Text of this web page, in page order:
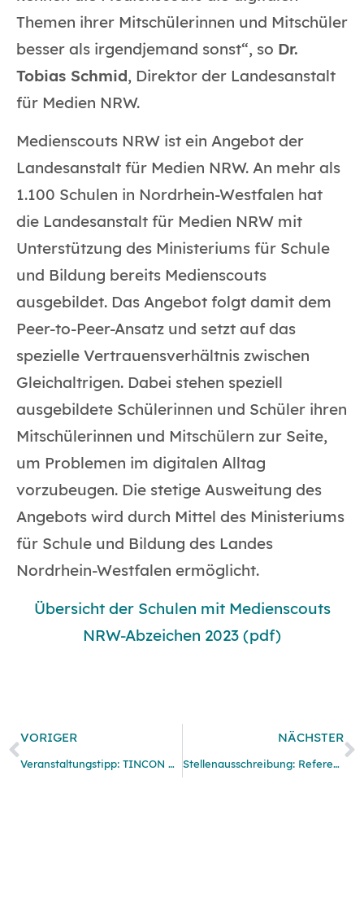
Themen ihrer Mitschülerinnen und Mitschüler
besser als irgendjemand sonst“, so Dr.
Tobias Schmid, Direktor der Landesanstalt
für Medien NRW.
Medienscouts NRW ist ein Angebot der
Landesanstalt für Medien NRW. An mehr als
1.100 Schulen in Nordrhein-Westfalen hat
die Landesanstalt für Medien NRW mit
Unterstützung des Ministeriums für Schule
und Bildung bereits Medienscouts
ausgebildet. Das Angebot folgt damit dem
Peer-to-Peer-Ansatz und setzt auf das
spezielle Vertrauensverhältnis zwischen
Gleichaltrigen. Dabei stehen speziell
ausgebildete Schülerinnen und Schüler ihren
Mitschülerinnen und Mitschülern zur Seite,
um Problemen im digitalen Alltag
vorzubeugen. Die stetige Ausweitung des
Angebots wird durch Mittel des Ministeriums
für Schule und Bildung des Landes
Nordrhein-Westfalen ermöglicht.
Übersicht der Schulen mit Medienscouts
NRW-Abzeichen 2023 (pdf)
VORIGER
Veranstaltungstipp: TINCON Köln 2023
NÄCHSTER
Stellenausschreibung: Referent Medienscouts NRW (m/w/d)